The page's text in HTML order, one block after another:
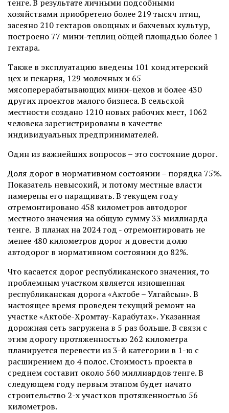
тенге. В результате личными подсобными
хозяйствами приобретено более 219 тысяч птиц,
засеяно 210 гектаров овощных и бахчевых культур,
построено 77 мини-теплиц общей площадью более 1
гектара.
Также в эксплуатацию введены 101 кондитерский
цех и пекарня, 129 молочных и 65
мясоперерабатывающих мини-цехов и более 430
других проектов малого бизнеса. В сельской
местности создано 1210 новых рабочих мест, 1062
человека зарегистрированы в качестве
индивидуальных предпринимателей.
Один из важнейших вопросов – это состояние дорог.
Доля дорог в нормативном состоянии – порядка 75%.
Показатель невысокий, и потому местные власти
намерены его наращивать. В текущем году
отремонтировано 458 километров автодорог
местного значения на общую сумму 33 миллиарда
тенге. В планах на 2024 год - отремонтировать не
менее 480 километров дорог и довести долю
автодорог в нормативном состоянии до 82%.
Что касается дорог республиканского значения, то
проблемным участком является изношенная
республиканская дорога «Актобе – Улгайсын». В
настоящее время проведен текущий ремонт на
участке «Актобе-Хромтау-Карабутак». Указанная
дорожная сеть загружена в 5 раз больше. В связи с
этим дорогу протяженностью 262 километра
планируется перевести из 3-й категории в 1-ю с
расширением до 4 полос. Стоимость проекта в
среднем составит около 560 миллиардов тенге. В
следующем году первым этапом будет начато
строительство 2-х участков протяженностью 56
километров.